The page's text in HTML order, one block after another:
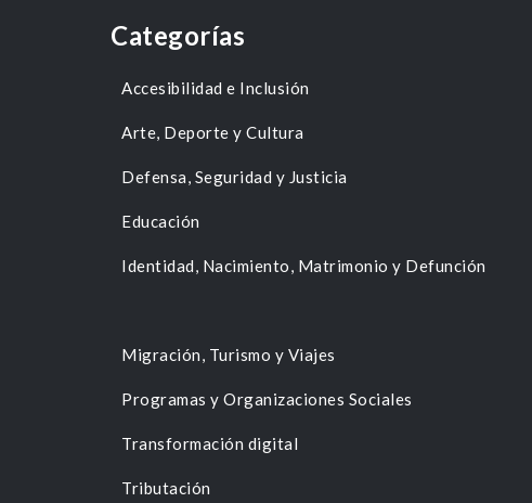
Categorías
Accesibilidad e Inclusión
Arte, Deporte y Cultura
Defensa, Seguridad y Justicia
Educación
Identidad, Nacimiento, Matrimonio y Defunción
Migración, Turismo y Viajes
Programas y Organizaciones Sociales
Transformación digital
Tributación